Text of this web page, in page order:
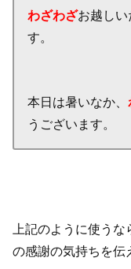
わざわざお越しい
す。
本日は暑いなか、
うございます。
上記のように使う
の感謝の気持ちを伝